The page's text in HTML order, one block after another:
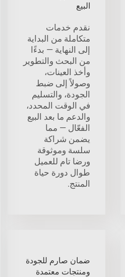
البيع
نقدم خدمات
متكاملة من البداية
إلى النهاية — بدءًا
من البحث والتطوير
وأخذ العينات،
وصولاً إلى ضبط
الجودة، والتسليم
في الوقت المحدد،
والدعم ما بعد البيع
الفعّال — مما
يضمن شراكة
سلسة وموثوقة
ورضا تام للعميل
طوال دورة حياة
المنتج.
ضمان صارم للجودة
ومنتجات معتمدة